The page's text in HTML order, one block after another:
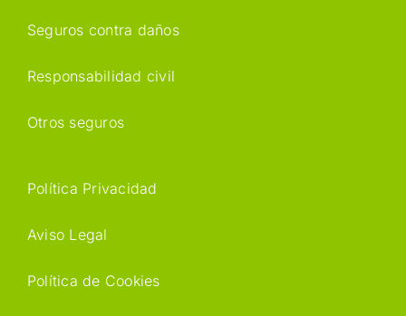
Seguros contra daños
Responsabilidad civil
Otros seguros
Política Privacidad
Aviso Legal
Política de Cookies